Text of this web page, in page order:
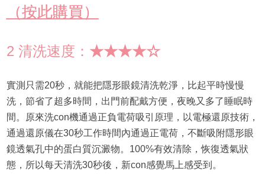
（按此購買）
2 清洗速度： ★★★★☆
實測只需20秒，就能把隱形眼鏡清洗乾淨，比起平時慢慢
洗，節省了超多時間，出門前配戴方便，夜晚又多了睡眠時
間。原來洗con機通過正負電荷吸引原理，以電極還原技術，
通過還原儀在30秒工作時間內通過正電荷，不斷吸附隱形眼
鏡透氣孔中的蛋白質沉澱物。100%有效清除，恢復透氣狀
態，所以每天清洗30秒後，新con感覺馬上感受到。